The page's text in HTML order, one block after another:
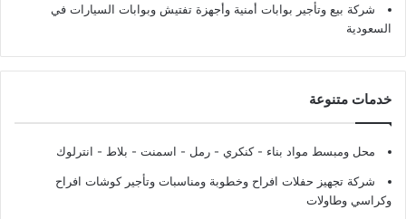
شركة بيع وتأجير بوابات أمنية وأجهزة تفتيش وبوابات السيارات في
السعودية
خدمات متنوعة
محل ومبسط مواد بناء - كنكري - رمل - اسمنت - بلاط - انترلوك
شركة تجهيز حفلات افراح وخطوبة ومناسبات وتأجير كوشات افراح
وكراسي وطاولات